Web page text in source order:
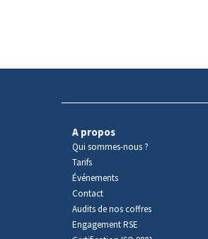
A propos
Qui sommes-nous ?
Tarifs
Événements
Contact
Audits de nos coffres
Engagement RSE